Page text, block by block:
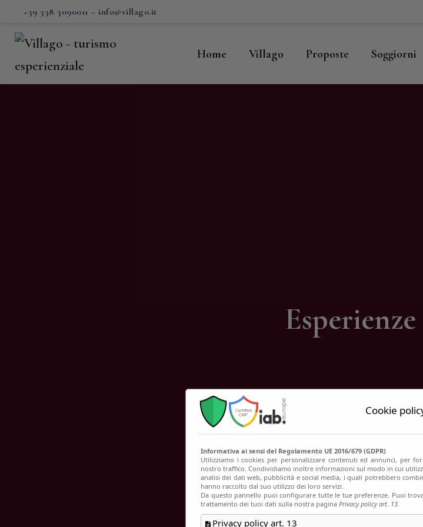
+39 338 3090011 – info@villago.it
Home Villago Proposte Soggiorni
Villago
Proposte
Cookie
Informativa ai sensi del Regolamento UE 2016/679 (GDPR)
Utilizziamo i cookies per personalizzare contenuti ed annunci, per
nostro traffico. Condividiamo inoltre informazioni sul modo in cui
analisi dei dati web, pubblicità e social media, i quali potrebbero
hanno raccolto dal suo utilizzo dei loro servizi.
Da questo pannello puoi configurare tutte le tue preferenze. Puoi
trattamento dei tuoi dati sulla nostra pagina Privacy policy art. 13.
Privacy policy art. 13